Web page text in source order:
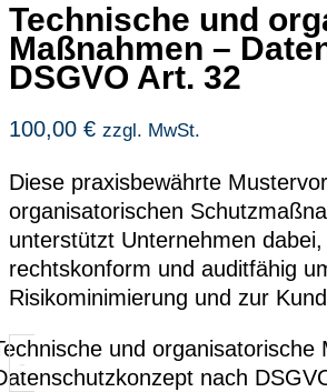
Technische und
Maßnahmen –
DSGVO Art. 32
100,00 € zzgl. MwSt.
Diese praxisbewährte
organisatorischen
unterstützt Unternehmen
rechtskonform und auditfähig
Risikominimierung und zur
-
und organisatorische
nach